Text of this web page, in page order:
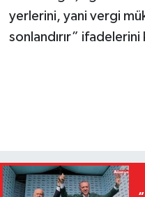
yerlerini, yani vergi
sonlandırır” ifadelerini